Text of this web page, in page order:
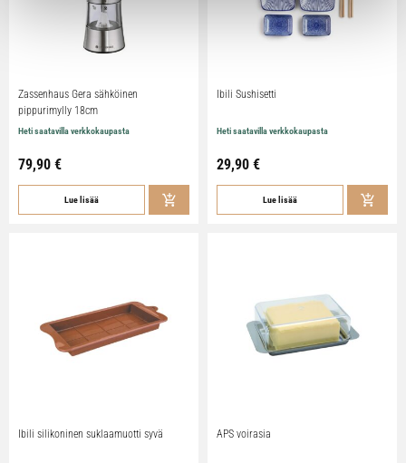
Zassenhaus Gera sähköinen
pippurimylly 18cm
Heti saatavilla verkkokaupasta
79,90 €
Lue lisää
Ibili Sushisetti
Heti saatavilla verkkokaupasta
29,90 €
Lue lisää
Ibili silikoninen suklaamuotti syvä APS voirasia